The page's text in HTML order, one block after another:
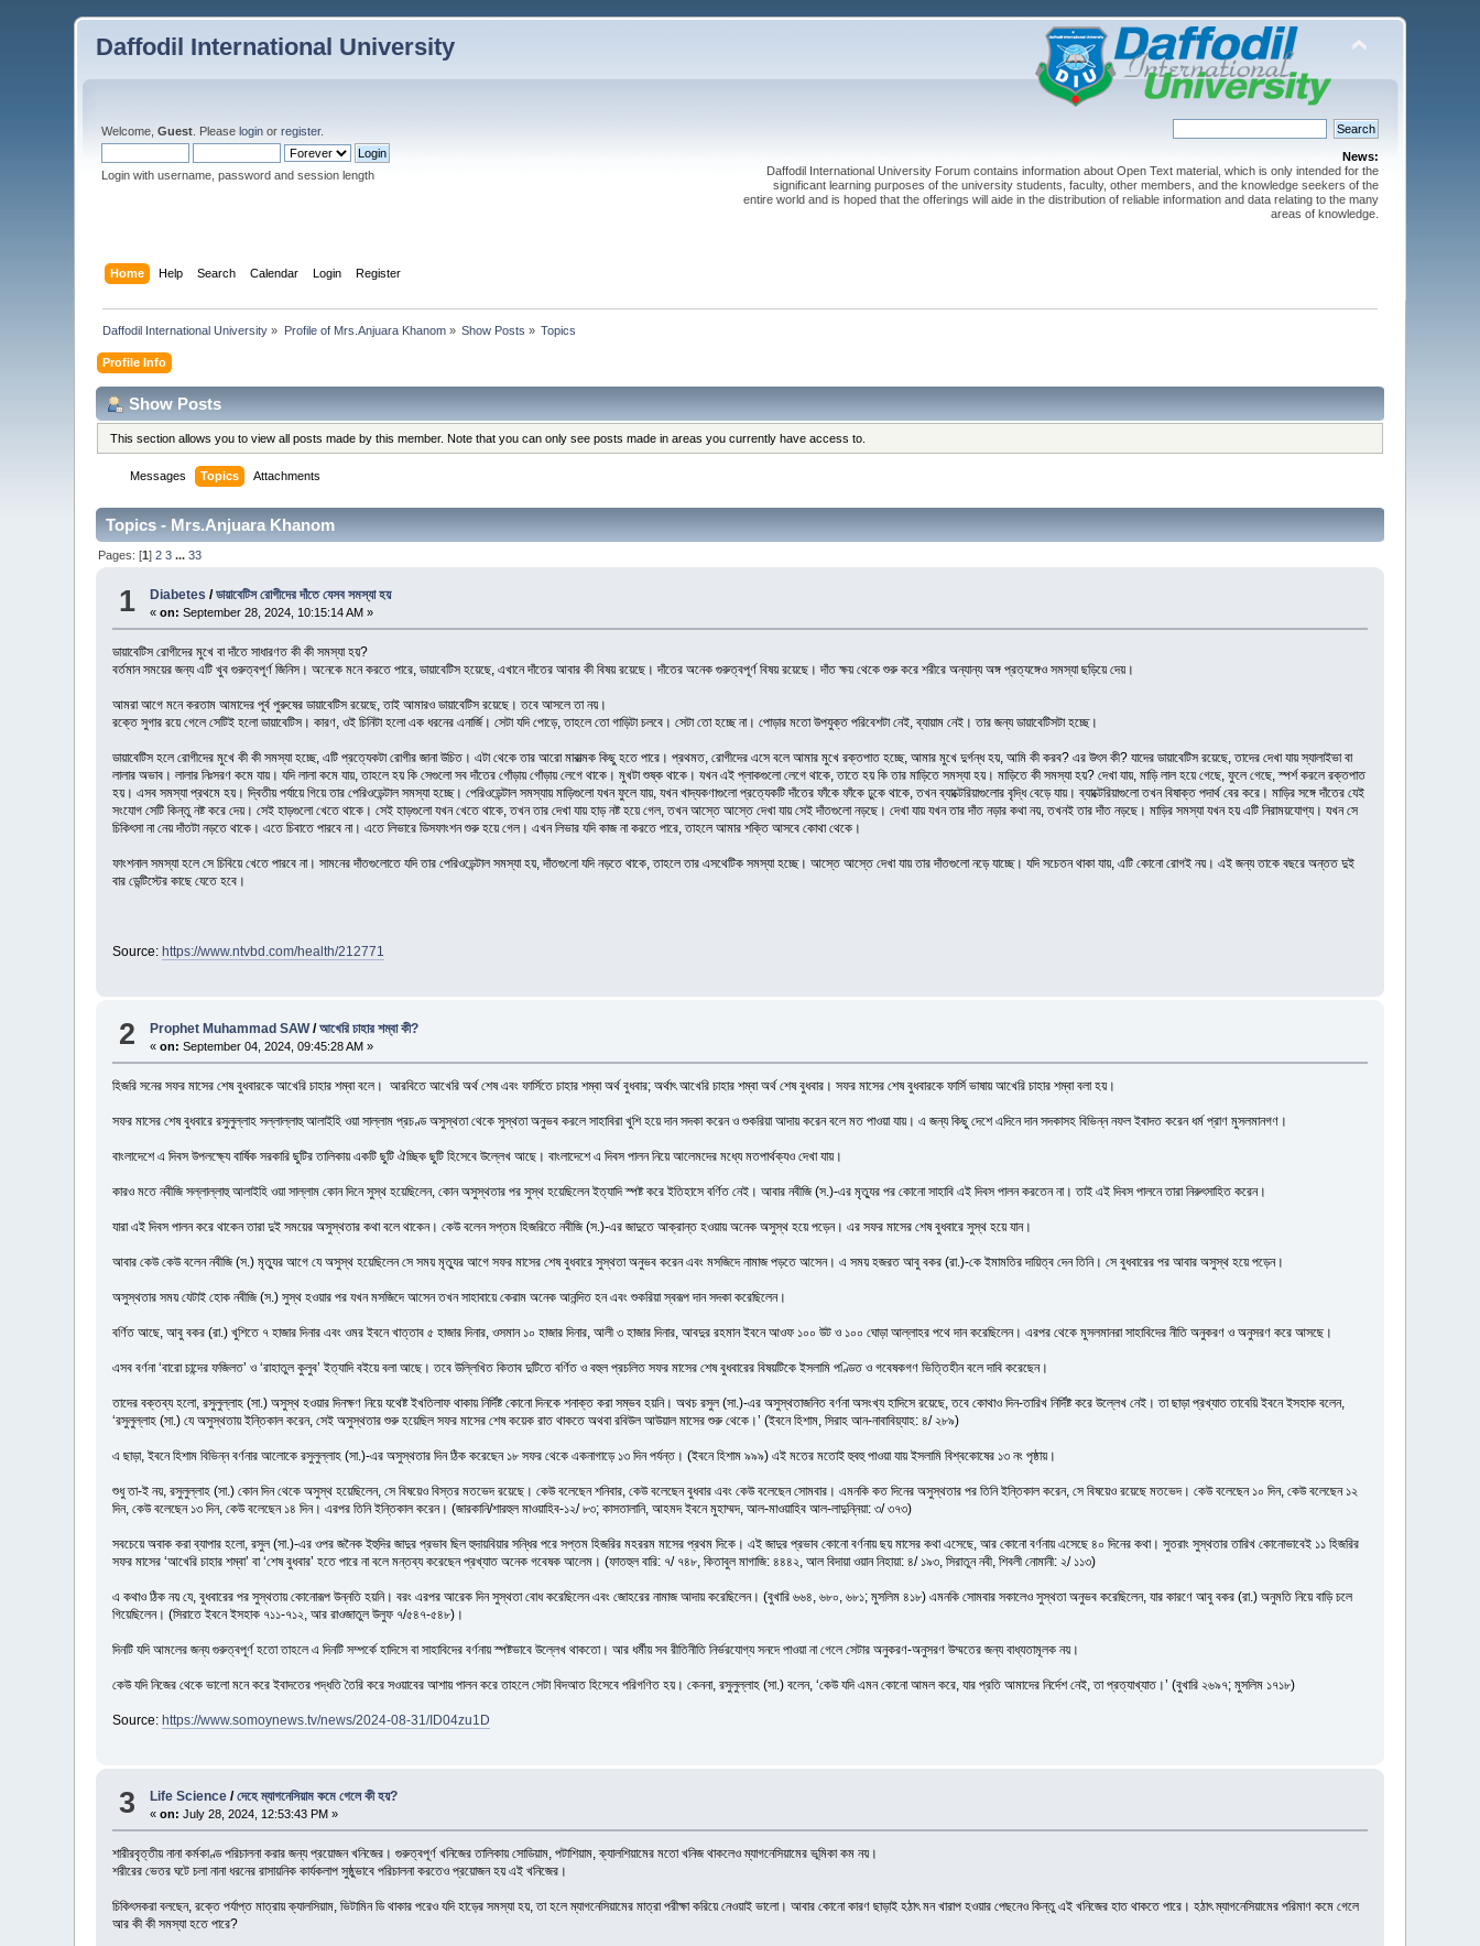
Daffodil International University
Welcome,Guest . Pleaselogin orregister.
Login with username, password and session length
News:
Daffodil International University Forum contains information about Open Text material, which is only intended for the
significant learning purposes of the university students, faculty, other members, and the knowledge seekers of the
entire world and is hoped that the offerings will aide in the distribution of reliable information and data relating to the many
areas of knowledge.
Home Help Search Calendar Login Register
Daffodil International University » Profile of Mrs.Anjuara Khanom» Show Posts » Topics
Profile Info
Show Posts
This section allows you to view all posts made by this member. Note that you can only see posts made in areas you currently have access to.
Messages Topics Attachments
Topics - Mrs.Anjuara Khanom
Pages: [1]2 3 ...33
1 Diabetes /ডায়াবেটিস রোগীদের দাঁতে যেসব সমস্যা হয়
«on: September 28, 2024, 10:15:14 AM »
ডায়াবেটিস রোগীদের মুখে বা দাঁতে সাধারণত কী কী সমস্যা হয়?
বর্তমান সময়ের জন্য এটি খুব গুরুত্বপূর্ণ জিনিস। অনেকে মনে করতে পারে, ডায়াবেটিস হয়েছে, এখানে দাঁতের আবার কী বিষয় রয়েছে। দাঁতের অনেক গুরুত্বপূর্ণ বিষয় রয়েছে। দাঁত ক্ষয় থেকে শুরু করে শরীরে অন্যান্য অঙ্গ প্রত্যঙ্গেও সমস্যা ছড়িয়ে দেয়।
আমরা আগে মনে করতাম আমাদের পূর্ব পুরুষের ডায়াবেটিস রয়েছে, তাই আমারও ডায়াবেটিস রয়েছে। তবে আসলে তা নয়।
রক্তে সুগার রয়ে গেলে সেটিই হলো ডায়াবেটিস। কারণ, ওই চিনিটা হলো এক ধরনের এনার্জি। সেটা যদি পোড়ে, তাহলে তো গাড়িটা চলবে। সেটা তো হচ্ছে না। পোড়ার মতো উপযুক্ত পরিবেশটা নেই, ব্যায়াম নেই। তার জন্য ডায়াবেটিসটা হচ্ছে।
ডায়াবেটিস হলে রোগীদের মুখে কী কী সমস্যা হচ্ছে, এটি প্রত্যেকটা রোগীর জানা উচিত। এটা থেকে তার আরো মারাত্মক কিছু হতে পারে। প্রথমত, রোগীদের এসে বলে আমার মুখে রক্তপাত হচ্ছে, আমার মুখে দুর্গন্ধ হয়, আমি কী করব? এর উৎস কী? যাদের ডায়াবেটিস রয়েছে, তাদের দেখা যায় স্যালাইভা বা
লালার অভাব। লালার নিঃসরণ কমে যায়। যদি লালা কমে যায়, তাহলে হয় কি সেগুলো সব দাঁতের গোঁড়ায় গোঁড়ায় লেগে থাকে। মুখটা শুষ্ক থাকে। যখন এই প্লাকগুলো লেগে থাকে, তাতে হয় কি তার মাড়িতে সমস্যা হয়। মাড়িতে কী সমস্যা হয়? দেখা যায়, মাড়ি লাল হয়ে গেছে, ফুলে গেছে, স্পর্শ করলে রক্তপাত
হয়। এসব সমস্যা প্রথমে হয়। দ্বিতীয় পর্যায়ে গিয়ে তার পেরিওডেন্টাল সমস্যা হচ্ছে। পেরিওডেন্টাল সমস্যায় মাড়িগুলো যখন ফুলে যায়, যখন খাদ্যকণাগুলো প্রত্যেকটি দাঁতের ফাঁকে ফাঁকে ঢুকে থাকে, তখন ব্যাক্টেরিয়াগুলোর বৃদ্ধি বেড়ে যায়। ব্যাক্টেরিয়াগুলো তখন বিষাক্ত পদার্থ বের করে। মাড়ির সঙ্গে দাঁতের যেই
সংযোগ সেটি কিন্তু নষ্ট করে দেয়। সেই হাড়গুলো খেতে থাকে। সেই হাড়গুলো যখন খেতে থাকে, তখন তার দেখা যায় হাড় নষ্ট হয়ে গেল, তখন আস্তে আস্তে দেখা যায় সেই দাঁতগুলো নড়ছে। দেখা যায় যখন তার দাঁত নড়ার কথা নয়, তখনই তার দাঁত নড়ছে। মাড়ির সমস্যা যখন হয় এটি নিরাময়যোগ্য। যখন সে
চিকিৎসা না নেয় দাঁতটা নড়তে থাকে। এতে চিবাতে পারবে না। এতে লিভারে ডিসফাংশন শুরু হয়ে গেল। এখন লিভার যদি কাজ না করতে পারে, তাহলে আমার শক্তি আসবে কোথা থেকে।
ফাংশনাল সমস্যা হলে সে চিবিয়ে খেতে পারবে না। সামনের দাঁতগুলোতে যদি তার পেরিওডেন্টাল সমস্যা হয়, দাঁতগুলো যদি নড়তে থাকে, তাহলে তার এসথেটিক সমস্যা হচ্ছে। আস্তে আস্তে দেখা যায় তার দাঁতগুলো নড়ে যাচ্ছে। যদি সচেতন থাকা যায়, এটি কোনো রোগই নয়। এই জন্য তাকে বছরে অন্তত দুই
বার ডেন্টিস্টের কাছে যেতে হবে।
Source: https://www.ntvbd.com/health/212771
2 Prophet Muhammad SAW/আখেরি চাহার শম্বা কী?
«on: September 04, 2024, 09:45:28 AM »
হিজরি সনের সফর মাসের শেষ বুধবারকে আখেরি চাহার শম্বা বলে। আরবিতে আখেরি অর্থ শেষ এবং ফার্সিতে চাহার শম্বা অর্থ বুধবার; অর্থাৎ আখেরি চাহার শম্বা অর্থ শেষ বুধবার। সফর মাসের শেষ বুধবারকে ফার্সি ভাষায় আখেরি চাহার শম্বা বলা হয়।
সফর মাসের শেষ বুধবারে রসুলুল্লাহ সল্লাল্লাহু আলাইহি ওয়া সাল্লাম প্রচণ্ড অসুস্থতা থেকে সুস্থতা অনুভব করলে সাহাবিরা খুশি হয়ে দান সদকা করেন ও শুকরিয়া আদায় করেন বলে মত পাওয়া যায়। এ জন্য কিছু দেশে এদিনে দান সদকাসহ বিভিন্ন নফল ইবাদত করেন ধর্ম প্রাণ মুসলমানগণ।
বাংলাদেশে এ দিবস উপলক্ষ্যে বার্ষিক সরকারি ছুটির তালিকায় একটি ছুটি ঐচ্ছিক ছুটি হিসেবে উল্লেখ আছে। বাংলাদেশে এ দিবস পালন নিয়ে আলেমদের মধ্যে মতপার্থক্যও দেখা যায়।
কারও মতে নবীজি সল্লাল্লাহু আলাইহি ওয়া সাল্লাম কোন দিনে সুস্থ হয়েছিলেন, কোন অসুস্থতার পর সুস্থ হয়েছিলেন ইত্যাদি স্পষ্ট করে ইতিহাসে বর্ণিত নেই। আবার নবীজি (স.)-এর মৃত্যুর পর কোনো সাহাবি এই দিবস পালন করতেন না। তাই এই দিবস পালনে তারা নিরুৎসাহিত করেন।
যারা এই দিবস পালন করে থাকেন তারা দুই সময়ের অসুস্থতার কথা বলে থাকেন। কেউ বলেন সপ্তম হিজরিতে নবীজি (স.)-এর জাদুতে আক্রান্ত হওয়ায় অনেক অসুস্থ হয়ে পড়েন। এর সফর মাসের শেষ বুধবারে সুস্থ হয়ে যান।
আবার কেউ কেউ বলেন নবীজি (স.) মৃত্যুর আগে যে অসুস্থ হয়েছিলেন সে সময় মৃত্যুর আগে সফর মাসের শেষ বুধবারে সুস্থতা অনুভব করেন এবং মসজিদে নামাজ পড়তে আসেন। এ সময় হজরত আবু বকর (রা.)-কে ইমামতির দায়িত্ব দেন তিনি। সে বুধবারের পর আবার অসুস্থ হয়ে পড়েন।
অসুস্থতার সময় যেটাই হোক নবীজি (স.) সুস্থ হওয়ার পর যখন মসজিদে আসেন তখন সাহাবায়ে কেরাম অনেক আনন্দিত হন এবং শুকরিয়া স্বরূপ দান সদকা করেছিলেন।
বর্ণিত আছে, আবু বকর (রা.) খুশিতে ৭ হাজার দিনার এবং ওমর ইবনে খাত্তাব ৫ হাজার দিনার, ওসমান ১০ হাজার দিনার, আলী ৩ হাজার দিনার, আবদুর রহমান ইবনে আওফ ১০০ উট ও ১০০ ঘোড়া আল্লাহর পথে দান করেছিলেন। এরপর থেকে মুসলমানরা সাহাবিদের নীতি অনুকরণ ও অনুসরণ করে আসছে।
এসব বর্ণনা ‘বারো চান্দের ফজিলত’ ও ‘রাহাতুল কুলুব’ ইত্যাদি বইয়ে বলা আছে। তবে উল্লিখিত কিতাব দুটিতে বর্ণিত ও বহুল প্রচলিত সফর মাসের শেষ বুধবারের বিষয়টিকে ইসলামি পণ্ডিত ও গবেষকগণ ভিত্তিহীন বলে দাবি করেছেন।
তাদের বক্তব্য হলো, রসুলুল্লাহ (সা.) অসুস্থ হওয়ার দিনক্ষণ নিয়ে যথেষ্ট ইখতিলাফ থাকায় নির্দিষ্ট কোনো দিনকে শনাক্ত করা সম্ভব হয়নি। অথচ রসুল (সা.)-এর অসুস্থতাজনিত বর্ণনা অসংখ্য হাদিসে রয়েছে, তবে কোথাও দিন-তারিখ নির্দিষ্ট করে উল্লেখ নেই। তা ছাড়া প্রখ্যাত তাবেয়ি ইবনে ইসহাক বলেন,
‘রসুলুল্লাহ (সা.) যে অসুস্থতায় ইন্তিকাল করেন, সেই অসুস্থতার শুরু হয়েছিল সফর মাসের শেষ কয়েক রাত থাকতে অথবা রবিউল আউয়াল মাসের শুরু থেকে।’ (ইবনে হিশাম, সিরাহ আন-নাবাবিয়্যাহ: ৪/ ২৮৯)
এ ছাড়া, ইবনে হিশাম বিভিন্ন বর্ণনার আলোকে রসুলুল্লাহ (সা.)-এর অসুস্থতার দিন ঠিক করেছেন ১৮ সফর থেকে একনাগাড়ে ১৩ দিন পর্যন্ত। (ইবনে হিশাম ৯৯৯) এই মতের মতোই হুবহু পাওয়া যায় ইসলামি বিশ্বকোষের ১৩ নং পৃষ্ঠায়।
শুধু তা-ই নয়, রসুলুল্লাহ (সা.) কোন দিন থেকে অসুস্থ হয়েছিলেন, সে বিষয়েও বিস্তর মতভেদ রয়েছে। কেউ বলেছেন শনিবার, কেউ বলেছেন বুধবার এবং কেউ বলেছেন সোমবার। এমনকি কত দিনের অসুস্থতার পর তিনি ইন্তিকাল করেন, সে বিষয়েও রয়েছে মতভেদ। কেউ বলেছেন ১০ দিন, কেউ বলেছেন ১২
দিন, কেউ বলেছেন ১৩ দিন, কেউ বলেছেন ১৪ দিন। এরপর তিনি ইন্তিকাল করেন। (জারকানি/শারহুল মাওয়াহিব-১২/ ৮৩; কাসতালানি, আহমদ ইবনে মুহাম্মদ, আল-মাওয়াহিব আল-লাদুন্নিয়া: ৩/ ৩৭৩)
সবচেয়ে অবাক করা ব্যাপার হলো, রসুল (সা.)-এর ওপর জনৈক ইহুদির জাদুর প্রভাব ছিল হুদায়বিয়ার সন্ধির পরে সপ্তম হিজরির মহররম মাসের প্রথম দিকে। এই জাদুর প্রভাব কোনো বর্ণনায় ছয় মাসের কথা এসেছে, আর কোনো বর্ণনায় এসেছে ৪০ দিনের কথা। সুতরাং সুস্থতার তারিখ কোনোভাবেই ১১ হিজরির
সফর মাসের ‘আখেরি চাহার শম্বা’ বা ‘শেষ বুধবার’ হতে পারে না বলে মন্তব্য করেছেন প্রখ্যাত অনেক গবেষক আলেম। (ফাতহুল বারি: ৭/ ৭৪৮, কিতাবুল মাগাজি: ৪৪৪২, আল বিদায়া ওয়ান নিহায়া: ৪/ ১৯৩, সিরাতুন নবী, শিবলী নোমানী: ২/ ১১৩)
এ কথাও ঠিক নয় যে, বুধবারের পর সুস্থতায় কোনোরূপ উন্নতি হয়নি। বরং এরপর আরেক দিন সুস্থতা বোধ করেছিলেন এবং জোহরের নামাজ আদায় করেছিলেন। (বুখারি ৬৬৪, ৬৮০, ৬৮১; মুসলিম ৪১৮) এমনকি সোমবার সকালেও সুস্থতা অনুভব করেছিলেন, যার কারণে আবু বকর (রা.) অনুমতি নিয়ে বাড়ি চলে
গিয়েছিলেন। (সিরাতে ইবনে ইসহাক ৭১১-৭১২, আর রাওজাতুল উলুফ ৭/৫৪৭-৫৪৮)।
দিনটি যদি আমলের জন্য গুরুত্বপূর্ণ হতো তাহলে এ দিনটি সম্পর্কে হাদিসে বা সাহাবিদের বর্ণনায় স্পষ্টভাবে উল্লেখ থাকতো। আর ধর্মীয় সব রীতিনীতি নির্ভরযোগ্য সনদে পাওয়া না গেলে সেটার অনুকরণ-অনুসরণ উম্মতের জন্য বাধ্যতামূলক নয়।
কেউ যদি নিজের থেকে ভালো মনে করে ইবাদতের পদ্ধতি তৈরি করে সওয়াবের আশায় পালন করে তাহলে সেটা বিদআত হিসেবে পরিগণিত হয়। কেননা, রসুলুল্লাহ (সা.) বলেন, ‘কেউ যদি এমন কোনো আমল করে, যার প্রতি আমাদের নির্দেশ নেই, তা প্রত্যাখ্যাত।’ (বুখারি ২৬৯৭; মুসলিম ১৭১৮)
Source:https://www.somoynews.tv/news/2024-08-31/ID04zu1D
3 Life Science /দেহে ম্যাগনেসিয়াম কমে গেলে কী হয়?
«on: July 28, 2024, 12:53:43 PM »
শারীরবৃত্তীয় নানা কর্মকাণ্ড পরিচালনা করার জন্য প্রয়োজন খনিজের। গুরুত্বপূর্ণ খনিজের তালিকায় সোডিয়াম, পটাশিয়াম, ক্যালশিয়ামের মতো খনিজ থাকলেও ম্যাগনেসিয়ামের ভূমিকা কম নয়।
শরীরের ভেতর ঘটে চলা নানা ধরনের রাসায়নিক কার্যকলাপ সুষ্ঠুভাবে পরিচালনা করতেও প্রয়োজন হয় এই খনিজের।
চিকিৎসকরা বলছেন, রক্তে পর্যাপ্ত মাত্রায় ক্যালসিয়াম, ভিটামিন ডি থাকার পরেও যদি হাড়ের সমস্যা হয়, তা হলে ম্যাগনেসিয়ামের মাত্রা পরীক্ষা করিয়ে নেওয়াই ভালো। আবার কোনো কারণ ছাড়াই হঠাৎ মন খারাপ হওয়ার পেছনেও কিন্তু এই খনিজের হাত থাকতে পারে। হঠাৎ ম্যাগনেসিয়ামের পরিমাণ কমে গেলে
আর কী কী সমস্যা হতে পারে?